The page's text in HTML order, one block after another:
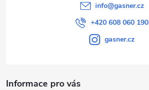
info@gasner.cz
+420 608 060 190
gasner.cz
Informace pro vás